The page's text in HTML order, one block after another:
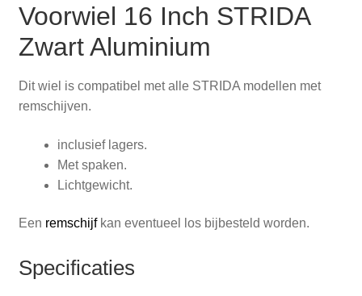
Voorwiel 16 Inch STRIDA
Zwart Aluminium
Dit wiel is compatibel met alle STRIDA modellen met
remschijven.
inclusief lagers.
Met spaken.
Lichtgewicht.
Een remschijfkan eventueel los bijbesteld worden.
Specificaties